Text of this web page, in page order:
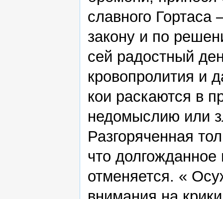
славного
закону и по
сей радостный
кровопролития и
кои раскаются в
недомыслию или
Разгоряченная
что долгожданное
отменяется. «